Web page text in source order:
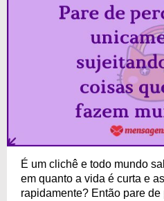
É um clichê e todo mundo
em quanto a vida é curta e
rapidamente? Então pare